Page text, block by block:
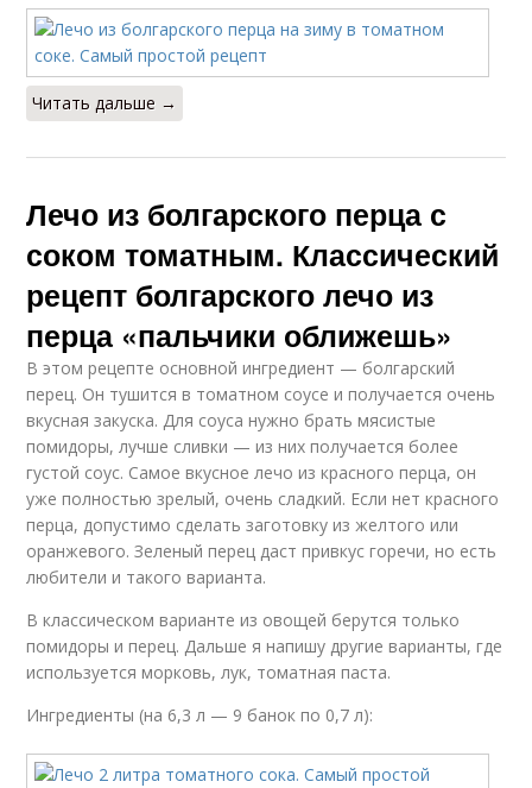
Читать дальше →
Лечо из болгарского перца с
соком томатным. Классический
рецепт болгарского лечо из
перца «пальчики оближешь»
В этом рецепте основной ингредиент — болгарский
перец. Он тушится в томатном соусе и получается очень
вкусная закуска. Для соуса нужно брать мясистые
помидоры, лучше сливки — из них получается более
густой соус. Самое вкусное лечо из красного перца, он
уже полностью зрелый, очень сладкий. Если нет красного
перца, допустимо сделать заготовку из желтого или
оранжевого. Зеленый перец даст привкус горечи, но есть
любители и такого варианта.
В классическом варианте из овощей берутся только
помидоры и перец. Дальше я напишу другие варианты, где
используется морковь, лук, томатная паста.
Ингредиенты (на 6,3 л — 9 банок по 0,7 л):